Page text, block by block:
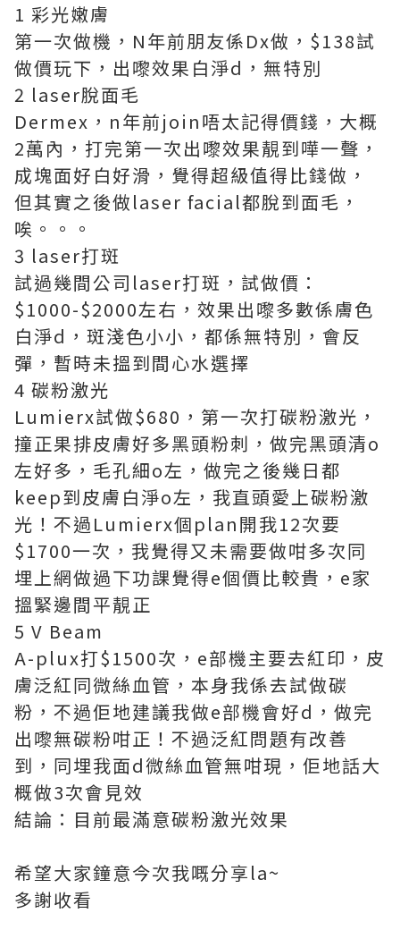
1️ 彩光嫩膚
第一次做機，N年前朋友係Dx做，$138試
做價玩下，出嚟效果白淨d，無特別
2️ laser脫面毛
Dermex，n年前join唔太記得價錢，大概
2萬內，打完第一次出嚟效果靚到嘩一聲，
成塊面好白好滑，覺得超級值得比錢做，
但其實之後做laser facial都脫到面毛，
唉。。。
3️ laser打斑
試過幾間公司laser打斑，試做價：
$1000-$2000左右，效果出嚟多數係膚色
白淨d，斑淺色小小，都係無特別，會反
彈，暫時未搵到間心水選擇
4️ 碳粉激光
Lumierx試做$680，第一次打碳粉激光，
撞正果排皮膚好多黑頭粉刺，做完黑頭清o
左好多，毛孔細o左，做完之後幾日都
keep到皮膚白淨o左，我直頭愛上碳粉激
光！不過Lumierx個plan開我12次要
$1700一次，我覺得又未需要做咁多次同
埋上網做過下功課覺得e個價比較貴，e家
搵緊邊間平靚正
5️ V Beam
A-plux打$1500次，e部機主要去紅印，皮
膚泛紅同微絲血管，本身我係去試做碳
粉，不過佢地建議我做e部機會好d，做完
出嚟無碳粉咁正！不過泛紅問題有改善
到，同埋我面d微絲血管無咁現，佢地話大
概做3次會見效
結論：目前最滿意碳粉激光效果
希望大家鐘意今次我嘅分享la~
多謝收看